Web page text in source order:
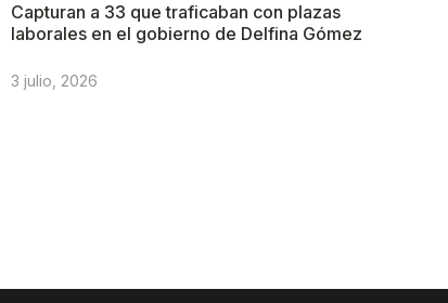
Capturan a 33 que traficaban con plazas
laborales en el gobierno de Delfina Gómez
3 julio, 2026